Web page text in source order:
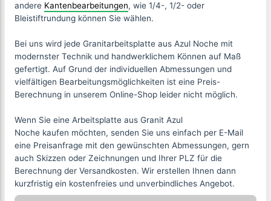
andere Kantenbearbeitungen, wie 1/4-, 1/2- oder
Bleistiftrundung können Sie wählen.
Bei uns wird jede Granitarbeitsplatte aus Azul Noche mit
modernster Technik und handwerklichem Können auf Maß
gefertigt. Auf Grund der individuellen Abmessungen und
vielfältigen Bearbeitungsmöglichkeiten ist eine Preis-
Berechnung in unserem Online-Shop leider nicht möglich.
Wenn Sie eine Arbeitsplatte aus Granit Azul
Noche kaufen möchten, senden Sie uns einfach per E-Mail
eine Preisanfrage mit den gewünschten Abmessungen, gern
auch Skizzen oder Zeichnungen und Ihrer PLZ für die
Berechnung der Versandkosten. Wir erstellen Ihnen dann
kurzfristig ein kostenfreies und unverbindliches Angebot.